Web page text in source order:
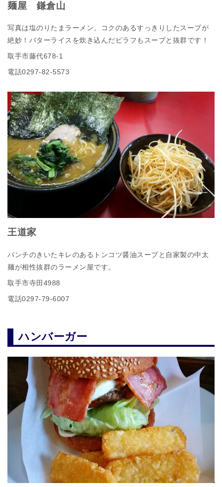
麺屋 鎌倉山
写真は塩のりたまラーメン。コクのあるすっきりしたスープが
絶妙！バターライスを炊き込んだピラフもスープと抜群です！
取手市藤代678-1
電話0297-82-5573
王道家
パンチのきいたキレのあるトンコツ醤油スープと自家製の中太
麺が相性抜群のラーメン屋です。
取手市寺田4988
電話0297‐79‐6007
ハンバーガー